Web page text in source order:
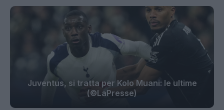
Juventus, si tratta per Kolo Muani: le ultime
(©LaPresse)